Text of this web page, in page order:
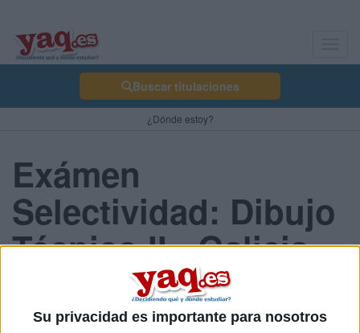
Su privacidad es importante para nosotros
Buscar titulaciones
¿Dónde estoy?
Exámen
Selectividad: Dibujo
Técnico II - Galicia
2013 Junio